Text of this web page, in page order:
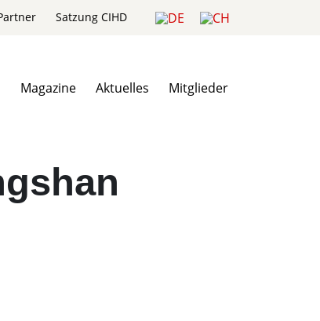
Satzung CIHD
Magazine Aktuelles Mitglieder